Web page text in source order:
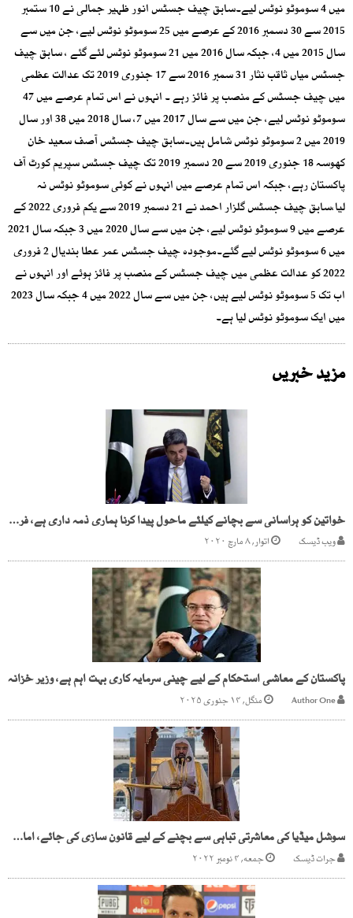
میں 4 سوموٹو نوٹس لیے۔سابق چیف جسٹس انور ظہیر جمالی نے 10 ستمبر
2015 سے 30 دسمبر 2016 کے عرصے میں 25 سوموٹو نوٹس لیے، جن میں سے
سال 2015 میں 4، جبکہ سال 2016 میں 21 سوموٹو نوٹس لئے گئے ، سابق چیف
جسٹس میاں ثاقب نثار 31 سمبر 2016 سے 17 جنوری 2019 تک عدالت عظمی
میں چیف جسٹس کے منصب پر فائز رہے ۔ انہوں نے اس تمام عرصے میں 47
سوموٹو نوٹس لیے، جن میں سے سال 2017 میں 7، سال 2018 میں 38 اور سال
2019 میں 2 سوموٹو نوٹس شامل ہیں۔سابق چیف جسٹس آصف سعید خان
کھوسہ 18 جنوری 2019 سے 20 دسمبر 2019 تک چیف جسٹس سپریم کورٹ آف
پاکستان رہے، جبکہ اس تمام عرصے میں انہوں نے کوئی سوموٹو نوٹس نہ
لیا،سابق چیف جسٹس گلزار احمد نے 21 دسمبر 2019 سے یکم فروری 2022 کے
عرصے میں 9 سوموٹو نوٹس لیے، جن میں سے سال 2020 میں 3 جبکہ سال 2021
میں 6 سوموٹو نوٹس لیے گئے۔موجودہ چیف جسٹس عمر عطا بندیال 2 فروری
2022 کو عدالت عظمی میں چیف جسٹس کے منصب پر فائز ہوئے اور انہوں نے
اب تک 5 سوموٹو نوٹس لیے ہیں، جن میں سے سال 2022 میں 4 جبکہ سال 2023
میں ایک سوموٹو نوٹس لیا ہے۔
مزید خبریں
خواتین کو ہراسانی سے بچانے کیلئے ماحول پیدا کرنا ہماری ذمہ داری ہے، فرو غ نسیم
ویب ڈیسک اتوار, ۸ مارچ ۲۰۲۰
پاکستان کے معاشی استحکام کے لیے چینی سرمایہ کاری بہت اہم ہے، وزیر خزانہ
منگل, ۱۴ جنوری ۲۰۲۵
سوشل میڈیا کی معاشرتی تباہی سے بچنے کے لیے قانون سازی کی جائے، امام کعبہ
جرات ڈیسک جمعه, ۴ نومبر ۲۰۲۲